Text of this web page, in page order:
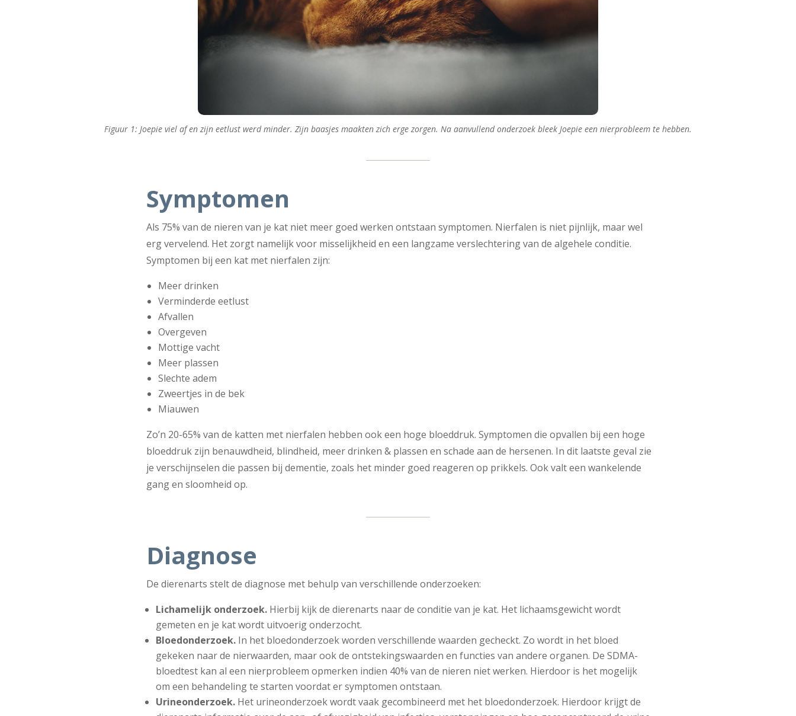
Figuur 1: Joepie viel af en zijn eetlust werd minder. Zijn baasjes maakten zich erge zorgen. Na aanvullend onderzoek bleek Joepie een nierprobleem te hebben.
Symptomen
Als 75% van de nieren van je kat niet meer goed werken ontstaan symptomen. Nierfalen is niet pijnlijk, maar wel
erg vervelend. Het zorgt namelijk voor misselijkheid en een langzame verslechtering van de algehele conditie.
Symptomen bij een kat met nierfalen zijn:
Meer drinken
Verminderde eetlust
Afvallen
Overgeven
Mottige vacht
Meer plassen
Slechte adem
Zweertjes in de bek
Miauwen
Zo’n 20-65% van de katten met nierfalen hebben ook een hoge bloeddruk. Symptomen die opvallen bij een hoge
bloeddruk zijn benauwdheid, blindheid, meer drinken & plassen en schade aan de hersenen. In dit laatste geval zie
je verschijnselen die passen bij dementie, zoals het minder goed reageren op prikkels. Ook valt een wankelende
gang en sloomheid op.
Diagnose
De dierenarts stelt de diagnose met behulp van verschillende onderzoeken:
Lichamelijk onderzoek.Hierbij kijk de dierenarts naar de conditie van je kat. Het lichaamsgewicht wordt
gemeten en je kat wordt uitvoerig onderzocht.
Bloedonderzoek.In het bloedonderzoek worden verschillende waarden gecheckt. Zo wordt in het bloed
gekeken naar de nierwaarden, maar ook de ontstekingswaarden en functies van andere organen. De SDMA-
bloedtest kan al een nierprobleem opmerken indien 40% van de nieren niet werken. Hierdoor is het mogelijk
om een behandeling te starten voordat er symptomen ontstaan.
Urineonderzoek. Het urineonderzoek wordt vaak gecombineerd met het bloedonderzoek. Hierdoor krijgt de